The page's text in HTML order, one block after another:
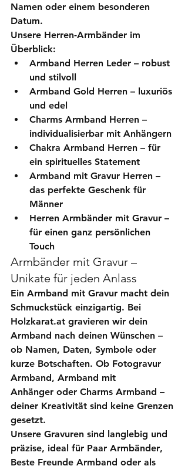
Namen oder einem besonderen
Datum.
Unsere Herren-Armbänder im
Überblick:
Armband Herren Leder – robust
und stilvoll
Armband Gold Herren – luxuriös
und edel
Charms Armband Herren –
individualisierbar mit Anhängern
Chakra Armband Herren – für
ein spirituelles Statement
Armband mit Gravur Herren –
das perfekte Geschenk für
Männer
Herren Armbänder mit Gravur –
für einen ganz persönlichen
Touch
Armbänder mit Gravur –
Unikate für jeden Anlass
Ein Armband mit Gravur macht dein
Schmuckstück einzigartig. Bei
Holzkarat.at gravieren wir dein
Armband nach deinen Wünschen –
ob Namen, Daten, Symbole oder
kurze Botschaften. Ob Fotogravur
Armband, Armband mit
Anhänger oder Charms Armband –
deiner Kreativität sind keine Grenzen
gesetzt.
Unsere Gravuren sind langlebig und
präzise, ideal für Paar Armbänder,
Beste Freunde Armband oder als